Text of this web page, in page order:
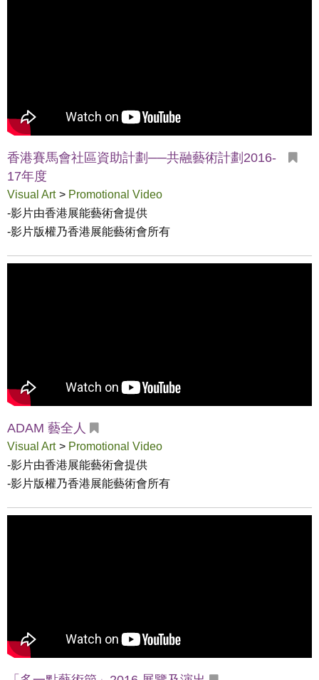
香港賽馬會社區資助計劃──共融藝術計劃2016-
17年度
Visual Art > Promotional Video
-影片由香港展能藝術會提供
-影片版權乃香港展能藝術會所有
ADAM 藝全人
Visual Art > Promotional Video
-影片由香港展能藝術會提供
-影片版權乃香港展能藝術會所有